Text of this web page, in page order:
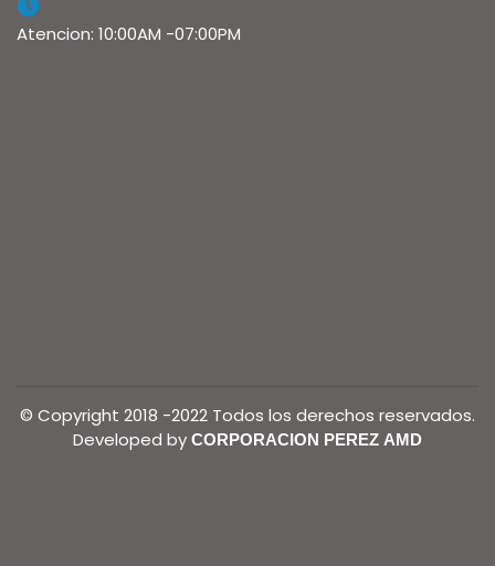
Atencion: 10:00AM -07:00PM
© Copyright 2018 -2022 Todos los derechos reservados.
Developed by CORPORACION PEREZ AMD